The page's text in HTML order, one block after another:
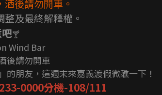
後請勿開車。
整及最終解釋權。
🍸
Wind Bar
後請勿開車
的朋友，這週末來嘉義渡假微醺一下！
0000分機-108/111